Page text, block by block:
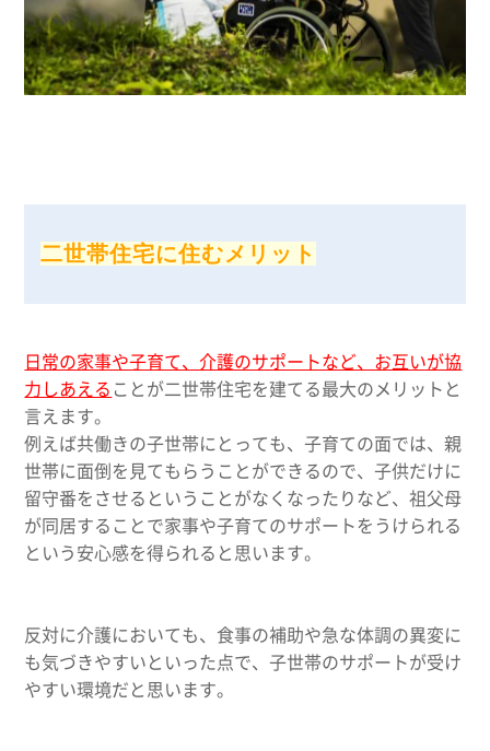
二世帯住宅に住むメリット
日常の家事や子育て、介護のサポートなど、お互いが協
力しあえる ことが二世帯住宅を建てる最大のメリットと
言えます。
例えば共働きの子世帯にとっても、子育ての面では、親
世帯に面倒を見てもらうことができるので、子供だけに
留守番をさせるということがなくなったりなど、祖父母
が同居することで家事や子育てのサポートをうけられる
という安心感を得られると思います。
反対に介護においても、食事の補助や急な体調の異変に
も気づきやすいといった点で、子世帯のサポートが受け
やすい環境だと思います。